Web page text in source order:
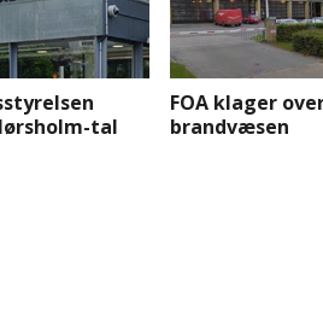
tal
FOA klager
brandvæsen